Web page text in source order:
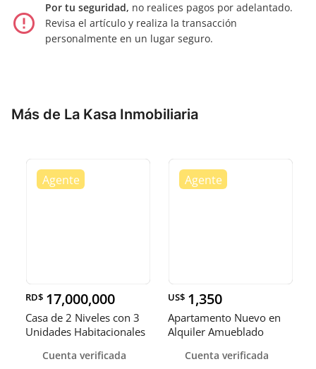
error_outline
Por tu seguridad, no realices pagos por adelantado.
Revisa el artículo y realiza la transacción
personalmente en un lugar seguro.
Más de La Kasa Inmobiliaria
RD$ 17,000,000
Casa de 2 Niveles con 3
Unidades Habitacionales
Cuenta verificada
US$ 1,350
Apartamento Nuevo en
Alquiler Amueblado
Cuenta verificada